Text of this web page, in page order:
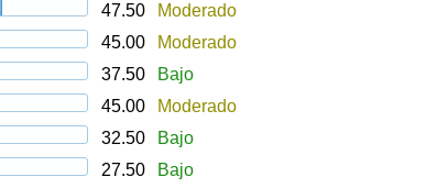
47.50
Moderado
45.00
Moderado
37.50
Bajo
45.00
Moderado
32.50
Bajo
27.50 Bajo